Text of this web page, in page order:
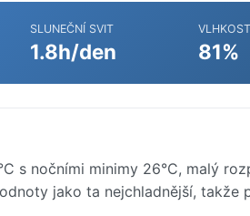
SLUNEČNÍ SVIT
1.8h/den
VLHKOST
81%
s nočními minimy 26°C, malý
jako ta nejchladnější, takže